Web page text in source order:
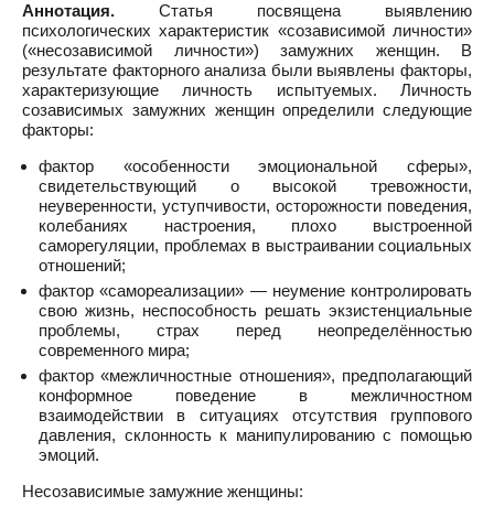
Аннотация. Статья посвящена выявлению
психологических характеристик «созависимой личности»
(«несозависимой личности») замужних женщин. В
результате факторного анализа были выявлены факторы,
характеризующие личность испытуемых. Личность
созависимых замужних женщин определили следующие
факторы:
фактор «особенности эмоциональной сферы»,
свидетельствующий о высокой тревожности,
неуверенности, уступчивости, осторожности поведения,
колебаниях настроения, плохо выстроенной
саморегуляции, проблемах в выстраивании социальных
отношений;
фактор «самореализации» — неумение контролировать
свою жизнь, неспособность решать экзистенциальные
проблемы, страх перед неопределённостью
современного мира;
фактор «межличностные отношения», предполагающий
конформное поведение в межличностном
взаимодействии в ситуациях отсутствия группового
давления, склонность к манипулированию с помощью
эмоций.
Несозависимые замужние женщины: